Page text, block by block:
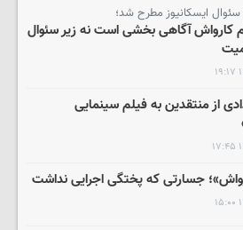
ایسکانیوز مطرح شد؛
کارواش آگاهی بخشی است نه زیر سئوال
از منتقدین به فیلم سینمایی
جسارتی که پختگی اجرایی نداشت